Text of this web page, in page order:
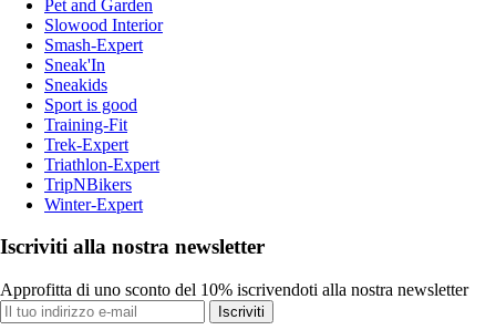
Pet and Garden
Slowood Interior
Smash-Expert
Sneak'In
Sneakids
Sport is good
Training-Fit
Trek-Expert
Triathlon-Expert
TripNBikers
Winter-Expert
Iscriviti alla nostra newsletter
Approfitta di uno sconto del 10% iscrivendoti alla nostra newsletter
Iscriviti